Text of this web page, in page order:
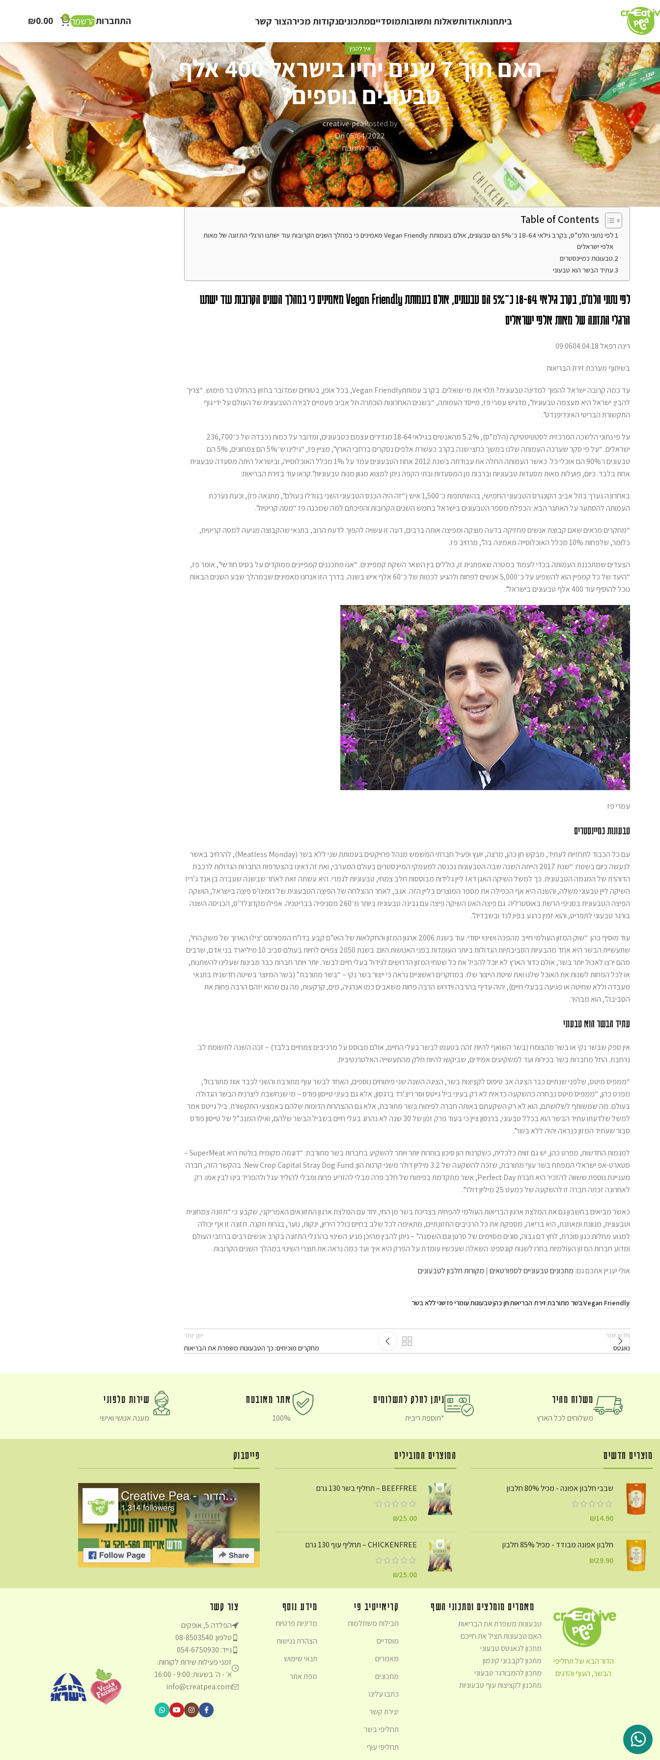
ביתחנותאודותשאלות ותשובותמוסדייםמתכוניםנקודות מכירהצור קשר התחברותהרשמה 0
₪0.00
איך להכין
האם תוך 7 שנים יחיו בישראל 400 אלף
טבעונים נוספים?
Posted by
creative-pea
On 05/04/2022
סגור לתגובות
Table of Contents
לפי נתוני הלמ”ס, בקרב גילאי 18-64 כ־5% הם טבעונים, אולם בעמותת Vegan Friendly מאמינים כי במהלך השנים הקרובות עוד ישתנו הרגלי התזונה של מאות
אלפי ישראלים
טבעונות כמיינסטרים
עתיד הבשר הוא טבעוני
לפי נתוני הלמ”ס, בקרב גילאי 18-64 כ־5% הם טבעונים, אולם בעמותת Vegan Friendly מאמינים כי במהלך השנים הקרובות עוד ישתנו
הרגלי התזונה של מאות אלפי ישראלים
רינה רפאל 09:0604.04.18
בשיתוף מערכת זירת הבריאות
עד כמה קרובה ישראל להפוך למדינה טבעונית? תלוי את מי שואלים. בקרב עמותתVegan Friendly, בכל אופן, בטוחים שמדובר בחזון בהחלט בר מימוש. “צריך
להבין: ישראל היא מעצמה טבעונית”, מדגיש עמרי פז, מייסד העמותה, “בשנים האחרונות הוכתרה תל אביב פעמיים לבירה הטבעונית של העולם על ידי גוף
התקשורת הבריטי האינדיפנדט”.
על פי נתוני הלשכה המרכזית לסטטיסטיקה (הלמ”ס), 5.2% מהאנשים בגילאי 18-64 מגדירים עצמם כטבעונים, ומדובר על כמות נכבדה של כ־236,700
ישראלים. “על פי סקר שערכה העמותה שלנו במשך כחצי שנה בקרב כעשרת אלפים נסקרים ברחבי הארץ”, מציין פז, “גילינו ש־5% הם צמחונים, 5% הם
טבעונים ו־90% הם אוכלי כל. כאשר העמותה החלה את עבודתה בשנת 2012 אחוז הטבעונים עמד על 1% מכלל האוכלוסייה, ובישראל היתה מסעדה טבעונית
אחת בלבד. כיום, פועלות מאות מסעדות טבעוניות וברבות מן המסעדות ובתי הקפה ניתן למצוא מגוון מנות טבעוניות”.קראו עוד בזירת הבריאות:
באחרונה נערך בתל אביב הקונגרס הטבעוני החמישי, בהשתתפות כ־1,500 איש (“זה היה הכנס הטבעוני השני בגודלו בעולם”, מתגאה פז), וכעת נערכת
העמותה להסתער על האתגר הבא: הכפלת מספר הטבעונים בישראל בחמש השנים הקרובות והפיכתם למה שמכנה פז “מסה קריטית”.
“מחקרים מראים שאם קבוצת אנשים מחזיקה בדעה מוצקה ומפיצה אותה ברבים, דעה זו עשויה להפוך לדעת הרוב, בתנאי שהקבוצה מגיעה למסה קריטית,
כלומר, שלפחות 10% מכלל האוכלוסייה מאמינה בה”, מרחיב פז.
הצעדים שמתכננת העמותה בכדי לעמוד במטרה שאפתנית זו, כוללים בין השאר השקת קמפיינים. “אנו מתכננים קמפיינים ממוקדים על בסיס חודשי”, אומר פז,
“היעד של כל קמפיין הוא להשפיע על כ־5,000 אנשים לפחות ולהגיע לכמות של כ־60 אלף איש בשנה. בדרך הזו אנחנו מאמינים שבמהלך שבע השנים הבאות
נוכל להוסיף עוד 400 אלף טבעונים בישראל”.
עמרי פז
טבעונות כמיינסטרים
עם כל הכבוד לתחזיות לעתיד, מבקש חן כהן, מרצה, יועץ ופעיל חברתי המשמש מנהל פרויקטים בעמותת שני ללא בשר (Meatless Monday), להרחיב באשר
לנעשה כיום בשטח: “שנת 2017 הייתה השנה שבה הטבעונות נכנסה למעמקי המיינסטרים בעולם המערבי, ואת זה ראינו בהצטרפות החברות הגדולות לרכבת
הדוהרת של המגמה הטבעונית. כך למשל השיקה האגן דאז ליין גלידות מבוססות חלב צמחי, טבעוניות לגמרי. היא עשתה זאת לאחר שבשנה שעברה בן אנד ג’ריז
השיקה ליין טבעוני משלה, והשנה היא אף הכפילה את מספר המוצרים בליין הזה. אגב, לאחר ההצלחה של הפיצה הטבעונית של דומינו’ס פיצה בישראל, הושקה
הפיצה הטבעונית בסניפי הרשת באוסטרליה. גם פיצה האט השיקה פיצה עם גבינה טבעונית ביותר מ־260 מסניפיה בבריטניה. אפילו מקדונלד’ס, הכניסה השנה
בורגר טבעוני לתפריט, והוא זמין כרגע בפינלנד ובשבדיה”.
עוד מוסיף כהן: “שוק המזון העולמי חייב מהפכה ושינוי יסודי. עוד בשנת 2006 ארגון המזון והחקלאות של האו”ם קבע בדו”ח המפורסם ‘צילו הארוך של משק החי’,
שתעשיית הבשר היא אחד מהבעיות הסביבתיות הגדולות ביותר העומדות בפני האנושות היום. בשנת 2050 צפויים לחיות בעולם סביב 10 מיליארד בני אדם, שרבים
מהם ירצו לאכול יותר בשר, אולם כדור הארץ לא יוכל להכיל את כל שטחי המזון הדרושים לגידול בעלי חיים לבשר. יותר ויותר חברות כבר מבינות שעלינו להשתנות,
או לכל הפחות לשנות את האוכל שלנו ואת שיטת הייצור שלו. במחקרים ראשוניים נראה כי ייצור בשר נקי – “בשר מתורבת” (בשר המיוצר בשיטה חדשנית בתנאי
מעבדה וללא שחיטה או פגיעה בבעלי חיים), יהיה עדיף בהרבה וידרוש הרבה פחות משאבים כמו אנרגיה, מים, קרקעות, מה גם שהוא יזהם הרבה פחות את
הסביבה”, הוא מבהיר.
עתיד הבשר הוא טבעוני
אין ספק שבשר נקי או בשר מהצומח (בשר השואף להיות זהה בטעמו לבשר בעלי החיים, אולם מבוסס על מרכיבים צמחיים בלבד) – זכה השנה לתשומת לב
נרחבת. החל מחברות בשר בכירות ועד למשקיעים אמידים, שביקשו להיות חלק מהתעשייה האלטרנטיבית.
“ממפיס מיטס, שלפני שנתיים כבר הציגה אב טיפוס לקציצות בשר, הציגה השנה שני פיתוחים נוספים, האחד לבשר עוף מתורבת והשני לכבד אווז מתורבת”,
מפרט כהן, “ממפיס מיטס נבחרה כהשקעה כדאית לא רק בעיני ביל גייטס וסר ריצ’רד ברגסון, אלא גם בעיני טייסון פודס – מי שנחשבת ליצרנית הבשר הגדולה
בעולם. מה שמשותף לשלושתם, הוא לא רק השקעתם באותה חברה לפיתוח בשר מתורבת, אלא גם ההצהרות הדומות שלהם באמצעי התקשורת. ביל גייטס אמר
למשל שלדעתו עתיד הבשר הוא בכלל טבעוני, ברנסון ציין כי בעוד פרק זמן של 30 שנה לא נהרוג בעלי חיים בשביל הבשר שלהם, ואילו המנכ”ל של טייסון פודס
סבור שעתיד המזון כנראה יהיה ללא בשר”.
למגמות החדשות, מפרט כהן, יש גם זווית כלכלית, כשקרנות הון סיכון בוחרות יותר ויותר להשקיע בחברות בשר מתורבת: “דוגמה מקומית בולטת היא SuperMeat –
סטארט-אפ ישראלי המפתח בשר עוף מתורבת, שזכה להשקעה של 3.2 מיליון דולר משני קרנות הון: New Crop Capital Stray Dog Fund. בהקשר הזה, חברה
מעניינת נוספת ששווה להזכיר היא חברת Perfect Day, אשר מתקדמת בפיתוח של חלב פרה מבלי להזריע פרות ומבלי להוליד עגל ולהפריד בינו לבין אמו. רק
לאחרונה זכתה חברה זו להשקעה של כמעט 25 מיליון דולר”.
כאשר מביאים בחשבון גם את המלצת ארגון הבריאות העולמי להפחית בצריכת בשר מן החי, יחד עם המלצת ארגון התזונאים האמריקני, שקבע כי “תזונה צמחונית
וטבעונית, מגוונת ומאוזנת, היא בריאה, מספקת את כל הרכיבים התזונתיים, מתאימה לכל שלב בחיים כולל היריון, ינקות, נוער, בגרות וזקנה. תזונה זו אף יכולה
למנוע מחלות כגון סוכרת, לחץ דם גבוה, סוגים מסוימים של סרטן וגם השמנה” – ניתן להבין מהיכן מגיע השינוי בהרגלי התזונה בקרב אנשים רבים ברחבי העולם
ומדוע חברות המזון העולמיות בחרו לשנות קונספט. השאלה שעכשיו עומדת על הפרק היא איך ועד כמה נראה את תוצרי השינוי במהלך השנים הקרובות.
אולי יעניין אתכם גם: מתכונים טבעוניים לספורטאים | מקורות חלבון לטבעונים
Vegan Friendlyבשר מתורבתזירת הבריאותחן כהןטבעונותעומרי פזשני ללא בשר
חדש יותר
נאגטס
ישן יותר
מחקרים מוכיחים: כך הטבעונות משפרת את הבריאות
משלוח מהיר
משלוחים לכל הארץ
ניתן לחלק לתשלומים
*תוספת ריבית
אתר מאובטח
100%
שירות טלפוני
מענה אנושי ואישי
מוצרים חדשים
שבבי חלבון אפונה - מכיל 80% חלבון
₪14.90
חלבון אפונה מבודד - מכיל 85% חלבון
₪29.90
המוצרים המובילים
BEEFFREE – תחליף בשר 130 גרם
₪25.00
CHICKENFREE – תחליף עוף 130 גרם
₪25.00
פייסבוק
הדור הבא של תחליפי
הבשר, העוף והדגים
מאמרים מומלצים ומתכוני השף
טבעונות משפרת את הבריאות
האם טבעונות תציל את חייכם
מתכון לנאגטס טבעוני
מתכון לקבבוני קינמון
מתכון להמבורגר טבעוני
מתכנון לקציצות עוף טבעוניות
קריאייטיב פי
חבילות משתלמות
מוסדיים
מאמרים
מתכונים
כתבו עלינו
יצירת קשר
תחליפי בשר
תחליפי עוף
מידע נוסף
מדיניות פרטיות
הצהרת נגישות
תנאי שימוש
מפת אתר
צור קשר
הפלדה 5, אופקים
טלפון: 08-8503540
נייד: 054-6750930
זמני פעילות שירות לקוחות:
א׳ - ה׳ בשעות: 9:00 - 16:00
info@creatpea.com